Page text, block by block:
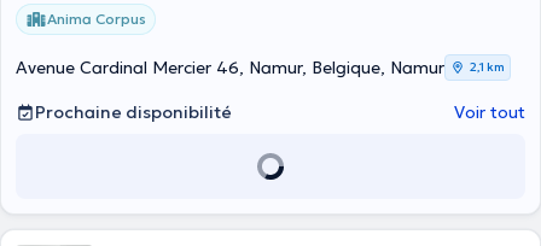
Anima Corpus
Avenue Cardinal Mercier 46, Namur, Belgique, Namur 2,1 km
Prochaine disponibilité Voir tout